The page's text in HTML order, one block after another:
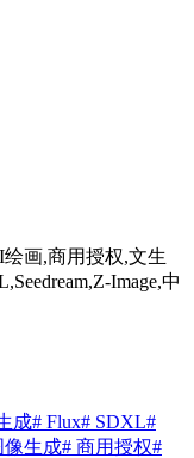
画,商用授权,文生
Image,中
成# Flux# SDXL#
像生成# 商用授权#